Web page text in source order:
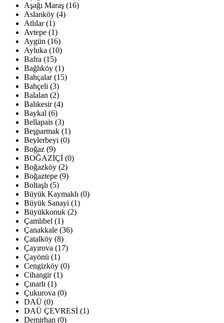
Aşağı Maraş (16)
Aslanköy (4)
Atlılar (1)
Avtepe (1)
Aygün (16)
Ayluka (10)
Bafra (15)
Bağlıköy (1)
Bahçalar (15)
Bahçeli (3)
Balalan (2)
Balıkesir (4)
Baykal (6)
Bellapais (3)
Beşparmak (1)
Beylerbeyi (0)
Boğaz (9)
BOĞAZİÇİ (0)
Boğazköy (2)
Boğaztepe (9)
Boltaşlı (5)
Büyük Kaymaklı (0)
Büyük Sanayi (1)
Büyükkonuk (2)
Çamlıbel (1)
Çanakkale (36)
Çatalköy (8)
Çayırova (17)
Çayönü (1)
Cengizköy (0)
Cihangir (1)
Çınarlı (1)
Çukurova (0)
DAÜ (0)
DAÜ ÇEVRESİ (1)
Demirhan (0)